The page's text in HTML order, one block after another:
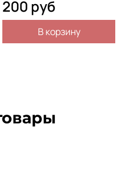
200 руб
В корзину